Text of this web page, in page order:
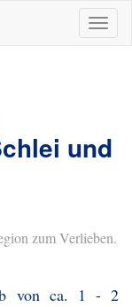
ein-/
und
zum Verlieben.
von ca. 1 - 2